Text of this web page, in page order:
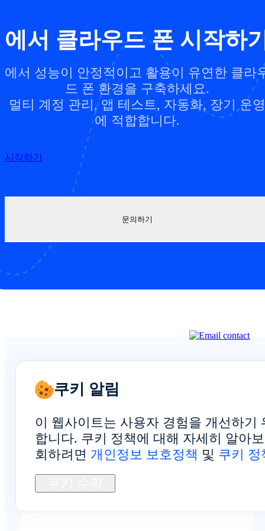
에서 클라우드 폰 시작하
에서 성능이 안정적이고 활용이 유연한 클라
드 폰 환경을 구축하세요.
멀티 계정 관리, 앱 테스트, 자동화, 장기 운영
에 적합합니다.
시작하기
문의하기
실제 FoxPhone 사용자
의 피드백을 확인하세
쿠키 알림
이 웹사이트는 사용자 경험을 개선하기
합니다. 쿠키 정책에 대해 자세히 알아
회하려면 개인정보 보호정책 및 쿠키 정